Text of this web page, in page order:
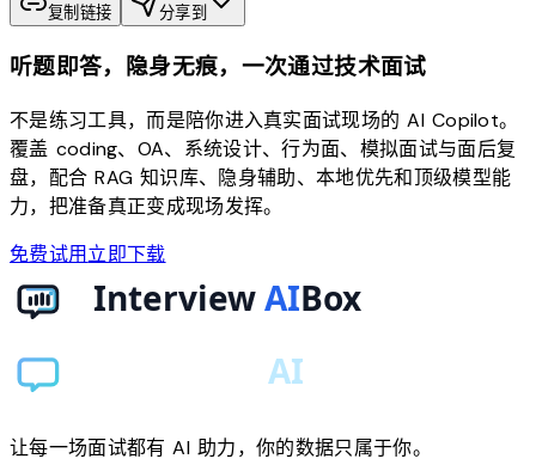
复制链接 分享到
听题即答，隐身无痕，一次通过技术面试
不是练习工具，而是陪你进入真实面试现场的 AI Copilot。
覆盖 coding、OA、系统设计、行为面、模拟面试与面后复
盘，配合 RAG 知识库、隐身辅助、本地优先和顶级模型能
力，把准备真正变成现场发挥。
免费试用立即下载
让每一场面试都有 AI 助力，你的数据只属于你。